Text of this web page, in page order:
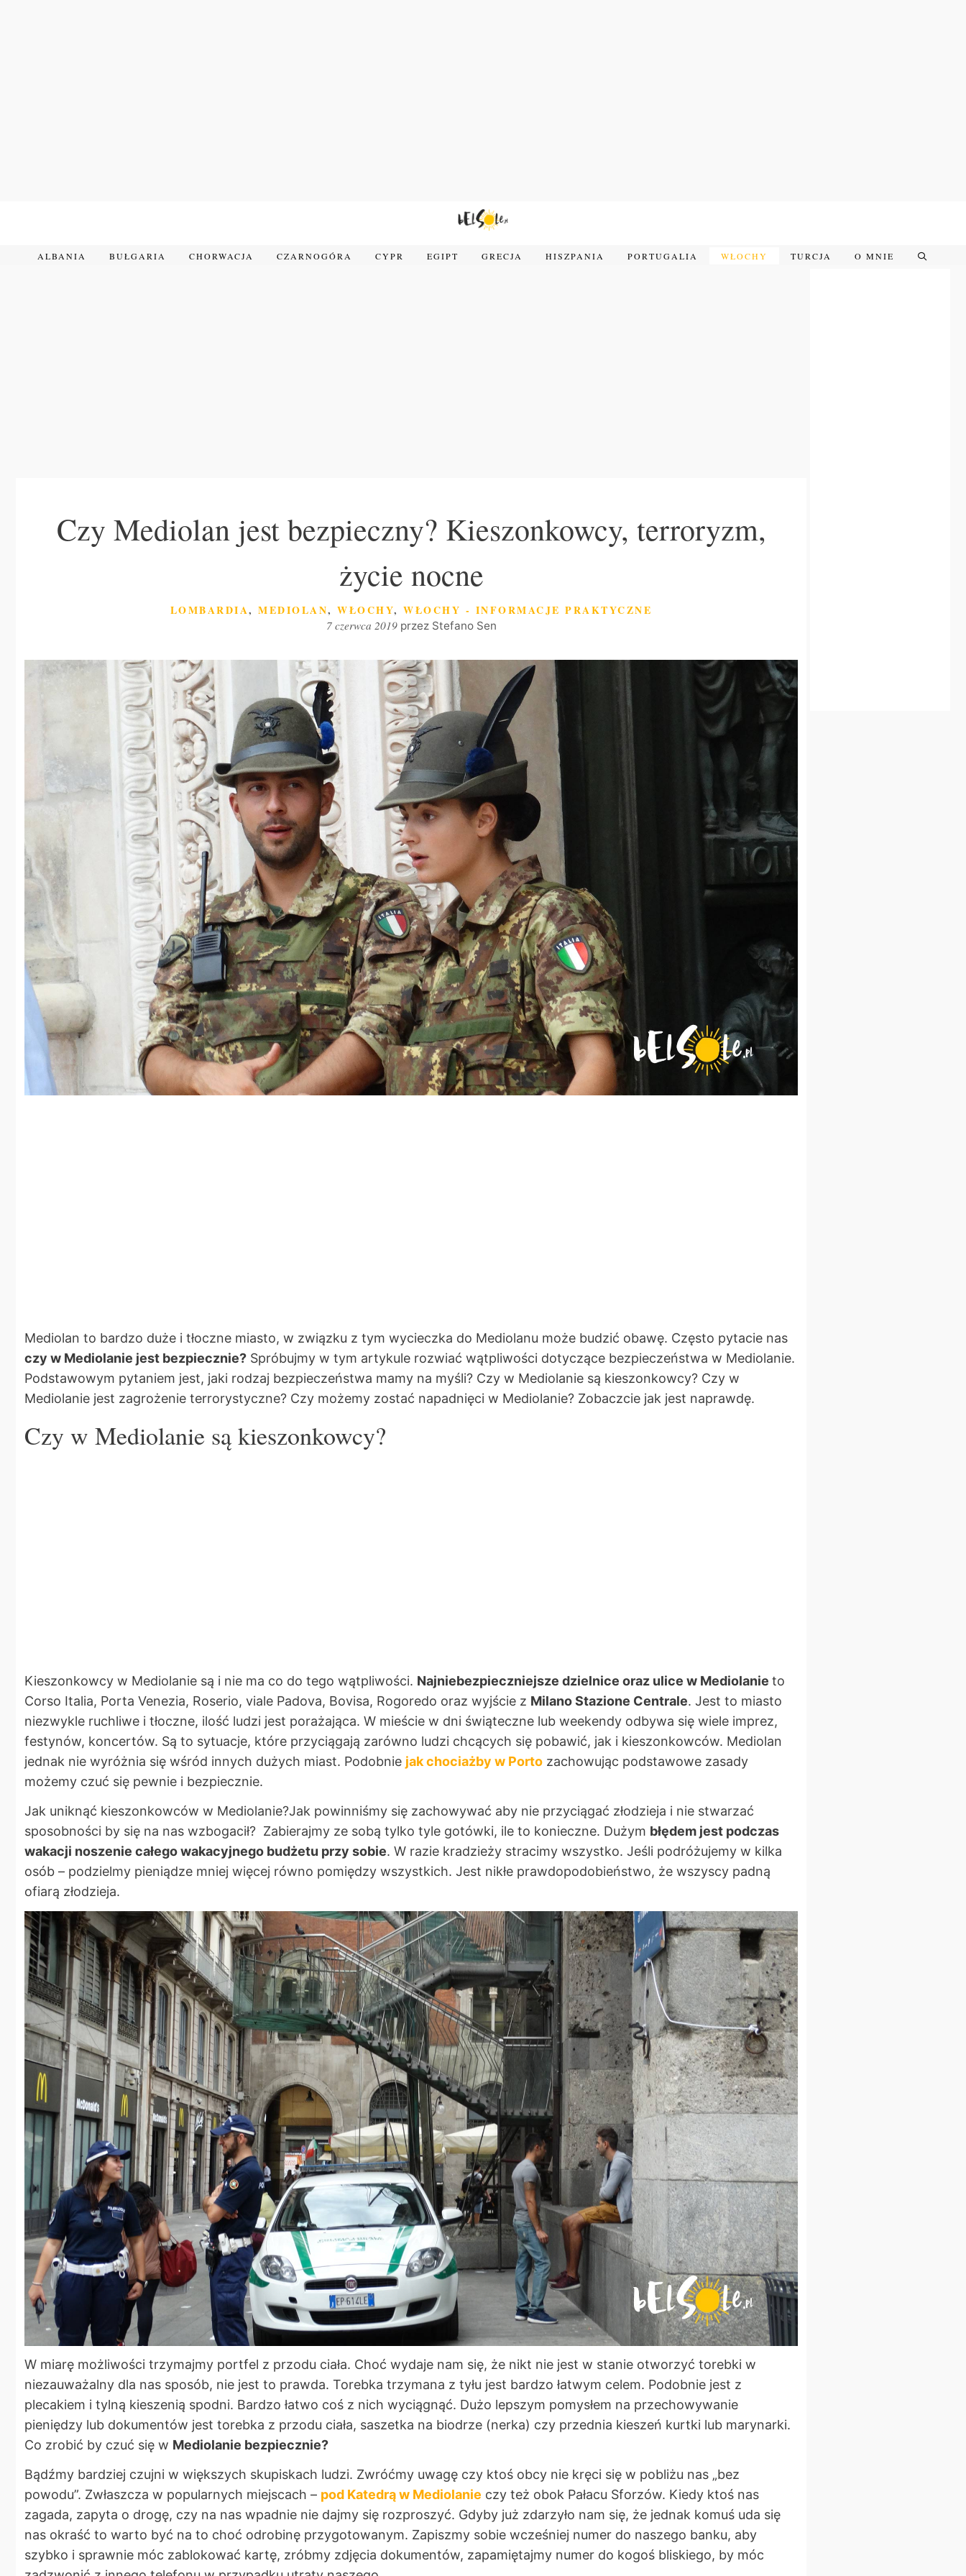
ALBANIA BUŁGARIA CHORWACJA CZARNOGÓRA CYPR EGIPT GRECJA HISZPANIA PORTUGALIA WŁOCHY TURCJA O MNIE
Czy Mediolan jest bezpieczny? Kieszonkowcy, terroryzm,
życie nocne
KATEGORIE
LOMBARDIA,MEDIOLAN,WŁOCHY,WŁOCHY - INFORMACJE PRAKTYCZNE
7 czerwca 2019 przez Stefano Sen
Mediolan to bardzo duże i tłoczne miasto, w związku z tym wycieczka do Mediolanu może budzić obawę. Często pytacie nas
czy w Mediolanie jest bezpiecznie? Spróbujmy w tym artykule rozwiać wątpliwości dotyczące bezpieczeństwa w Mediolanie.
Podstawowym pytaniem jest, jaki rodzaj bezpieczeństwa mamy na myśli? Czy w Mediolanie są kieszonkowcy? Czy w
Mediolanie jest zagrożenie terrorystyczne? Czy możemy zostać napadnięci w Mediolanie? Zobaczcie jak jest naprawdę.
Czy w Mediolanie są kieszonkowcy?
Kieszonkowcy w Mediolanie są i nie ma co do tego wątpliwości. Najniebezpieczniejsze dzielnice oraz ulice w Mediolanie to
Corso Italia, Porta Venezia, Roserio, viale Padova, Bovisa, Rogoredo oraz wyjście z Milano Stazione Centrale. Jest to miasto
niezwykle ruchliwe i tłoczne, ilość ludzi jest porażająca. W mieście w dni świąteczne lub weekendy odbywa się wiele imprez,
festynów, koncertów. Są to sytuacje, które przyciągają zarówno ludzi chcących się pobawić, jak i kieszonkowców. Mediolan
jednak nie wyróżnia się wśród innych dużych miast. Podobnie jak chociażby w Porto zachowując podstawowe zasady
możemy czuć się pewnie i bezpiecznie.
Jak uniknąć kieszonkowców w Mediolanie?Jak powinniśmy się zachowywać aby nie przyciągać złodzieja i nie stwarzać
sposobności by się na nas wzbogacił? Zabierajmy ze sobą tylko tyle gotówki, ile to konieczne. Dużym błędem jest podczas
wakacji noszenie całego wakacyjnego budżetu przy sobie. W razie kradzieży stracimy wszystko. Jeśli podróżujemy w kilka
osób – podzielmy pieniądze mniej więcej równo pomiędzy wszystkich. Jest nikłe prawdopodobieństwo, że wszyscy padną
ofiarą złodzieja.
W miarę możliwości trzymajmy portfel z przodu ciała. Choć wydaje nam się, że nikt nie jest w stanie otworzyć torebki w
niezauważalny dla nas sposób, nie jest to prawda. Torebka trzymana z tyłu jest bardzo łatwym celem. Podobnie jest z
plecakiem i tylną kieszenią spodni. Bardzo łatwo coś z nich wyciągnąć. Dużo lepszym pomysłem na przechowywanie
pieniędzy lub dokumentów jest torebka z przodu ciała, saszetka na biodrze (nerka) czy przednia kieszeń kurtki lub marynarki.
Co zrobić by czuć się w Mediolanie bezpiecznie?
Bądźmy bardziej czujni w większych skupiskach ludzi. Zwróćmy uwagę czy ktoś obcy nie kręci się w pobliżu nas „bez
powodu”. Zwłaszcza w popularnych miejscach – pod Katedrą w Mediolanie czy też obok Pałacu Sforzów. Kiedy ktoś nas
zagada, zapyta o drogę, czy na nas wpadnie nie dajmy się rozproszyć. Gdyby już zdarzyło nam się, że jednak komuś uda się
nas okraść to warto być na to choć odrobinę przygotowanym. Zapiszmy sobie wcześniej numer do naszego banku, aby
szybko i sprawnie móc zablokować kartę, zróbmy zdjęcia dokumentów, zapamiętajmy numer do kogoś bliskiego, by móc